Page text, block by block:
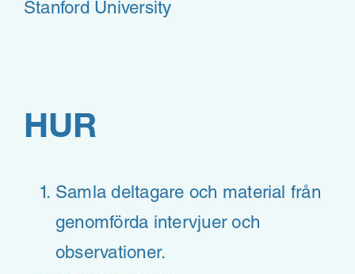
Stanford University
HUR
Samla deltagare och material från
genomförda intervjuer och
observationer.